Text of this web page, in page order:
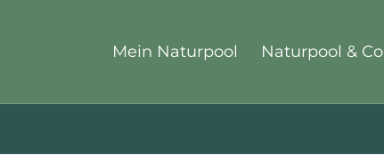
Mein Naturpool Naturpool & Co